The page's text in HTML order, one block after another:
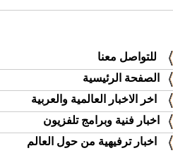
للتواصل معنا
الصفحة الرئيسية
اخر الاخبار العالمية والعربية
اخبار فنية وبرامج تلفزيون
اخبار ترفيهية من حول العالم